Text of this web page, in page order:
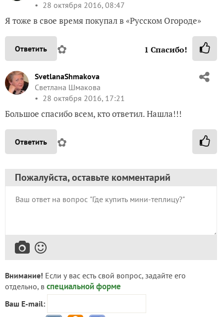
28 октября 2016, 08:47
Я тоже в свое время покупал в «Русском Огороде»
Ответить ✿ 1 Спасибо!
SvetlanaShmakova
Светлана Шмакова
28 октября 2016, 17:21
Большое спасибо всем, кто ответил. Нашла!!!
Ответить ✿
Пожалуйста, оставьте комментарий
Внимание! Если у вас есть свой вопрос, задайте его
отдельно, в специальной форме
Ваш E-mail: